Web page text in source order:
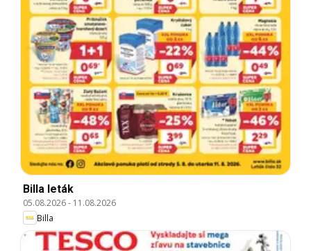
Billa leták
05.08.2026- 11.08.2026
Billa